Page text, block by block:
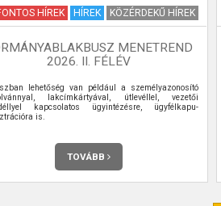
HÍREK HÍREK KÖZÉRDEKŰ HÍREK
MENETREND
2026. II. FÉLÉV
lehetőség van például a személyazonosító
lakcímkártyával, útlevéllel, vezetői
kapcsolatos ügyintézésre, ügyfélkapu-
is.
TOVÁBB